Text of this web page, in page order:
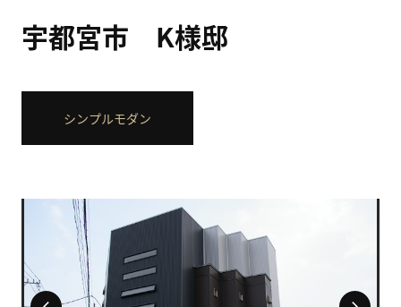
宇都宮市 K様邸
シンプルモダン